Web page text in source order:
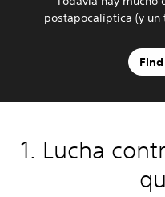
postapocalíptica (y
1. Lucha